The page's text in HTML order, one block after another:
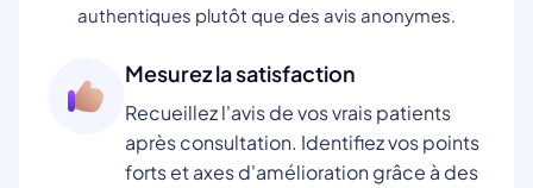
authentiques plutôt que des avis anonymes.
Mesurez la satisfaction
Recueillez l'avis de vos vrais patients
après consultation. Identifiez vos points
forts et axes d'amélioration grâce à des